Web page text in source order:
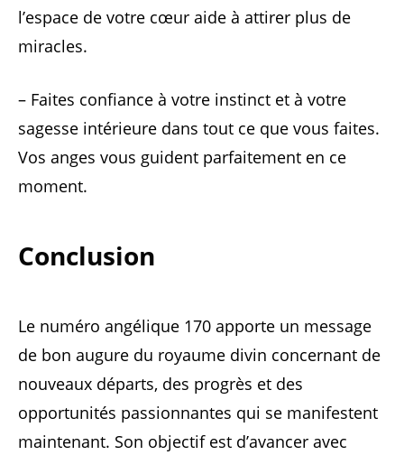
l’espace de votre cœur aide à attirer plus de
miracles.
– Faites confiance à votre instinct et à votre
sagesse intérieure dans tout ce que vous faites.
Vos anges vous guident parfaitement en ce
moment.
Conclusion
Le numéro angélique 170 apporte un message
de bon augure du royaume divin concernant de
nouveaux départs, des progrès et des
opportunités passionnantes qui se manifestent
maintenant. Son objectif est d’avancer avec